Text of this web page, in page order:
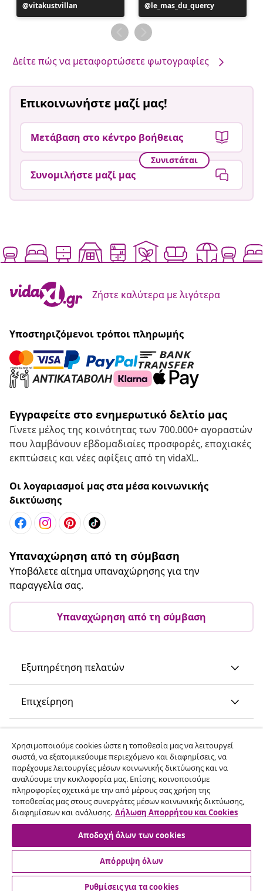
Η
ανάρτηση
vitakustvillan
Η
ανάρτηση
δημοσιεύθηκε
από
le_mas_du_quercy
Δείτε πώς να μεταφορτώσετε φωτογραφίες
Επικοινωνήστε μαζί μας!
Μετάβαση στο κέντρο βοήθειας
Συνιστάται
Συνομιλήστε μαζί μας
Ζήστε καλύτερα με λιγότερα
Υποστηριζόμενοι τρόποι πληρωμής
Εγγραφείτε στο ενημερωτικό δελτίο μας
Γίνετε μέλος της κοινότητας των 700.000+ αγοραστών
που λαμβάνουν εβδομαδιαίες προσφορές, εποχιακές
εκπτώσεις και νέες αφίξεις από τη vidaXL.
Οι λογαριασμοί μας στα μέσα κοινωνικής
δικτύωσης
Υπαναχώρηση από τη σύμβαση
Υποβάλετε αίτημα υπαναχώρησης για την
παραγγελία σας.
Υπαναχώρηση από τη σύμβαση
Εξυπηρέτηση πελατών
Επιχείρηση
Ανακαλύψτε περισσότερα
© 2008-2026 vidaXL Ο ιστότοπος www.vidaxl.gr αποτελεί
ιδιοκτησία της vidaXL Marketplace International B.V.
Χρησιμοποιούμε cookies ώστε η τοποθεσία μας να λειτουργεί
σωστά, να εξατομικεύουμε περιεχόμενο και διαφημίσεις, να
παρέχουμε λειτουργίες μέσων κοινωνικής δικτύωσης και να
αναλύουμε την κυκλοφορία μας. Επίσης, κοινοποιούμε
πληροφορίες σχετικά με την από μέρους σας χρήση της
τοποθεσίας μας στους συνεργάτες μέσων κοινωνικής δικτύωσης,
διαφημίσεων και ανάλυσης. Δήλωση Απορρήτου και Cookies
Αποδοχή όλων των cookies
Απόρριψη όλων
Ρυθμίσεις για τα cookies